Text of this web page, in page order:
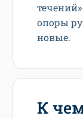
опоры
новые.
К